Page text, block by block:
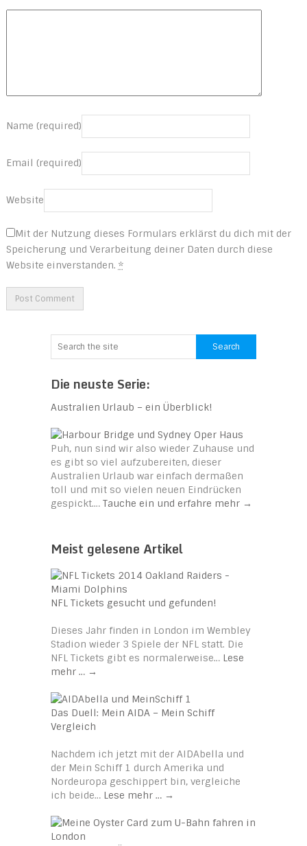
Name (required)
Email (required)
Website
Mit der Nutzung dieses Formulars erklärst du dich mit der
Speicherung und Verarbeitung deiner Daten durch diese
Website einverstanden. *
Die neuste Serie:
Australien Urlaub – ein Überblick!
Puh, nun sind wir also wieder Zuhause und
es gibt so viel aufzubereiten, dieser
Australien Urlaub war einfach dermaßen
toll und mit so vielen neuen Eindrücken
gespickt.… Tauche ein und erfahre mehr →
Meist gelesene Artikel
NFL Tickets gesucht und gefunden!
Dieses Jahr finden in London im Wembley
Stadion wieder 3 Spiele der NFL statt. Die
NFL Tickets gibt es normalerweise… Lese
mehr … →
Das Duell: Mein AIDA – Mein Schiff
Vergleich
Nachdem ich jetzt mit der AIDAbella und
der Mein Schiff 1 durch Amerika und
Nordeuropa geschippert bin, vergleiche
ich beide… Lese mehr … →